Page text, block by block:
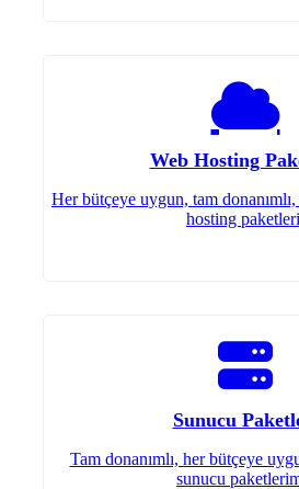
Web Hosting
Her bütçeye uygun, tam
hosting
Sunucu
Tam donanımlı, her bütçeye
sunucu